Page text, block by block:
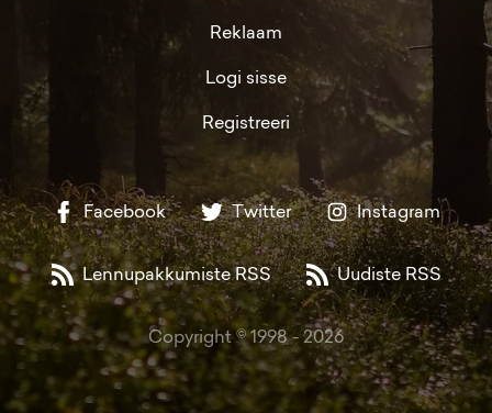
Reklaam
Logi sisse
Registreeri
Facebook Twitter Instagram
Lennupakkumiste RSS Uudiste RSS
Copyright © 1998 -2026